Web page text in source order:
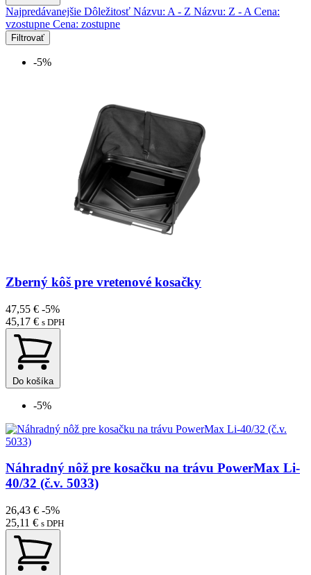
Najpredávanejšie Dôležitosť Názvu: A - Z Názvu: Z - A Cena:
vzostupne Cena: zostupne
Filtrovať
-5%
Zberný kôš pre vretenové kosačky
47,55 € -5%
45,17 € s DPH
Do košíka
-5%
Náhradný nôž pre kosačku na trávu PowerMax Li-
40/32 (č.v. 5033)
26,43 € -5%
25,11 € s DPH